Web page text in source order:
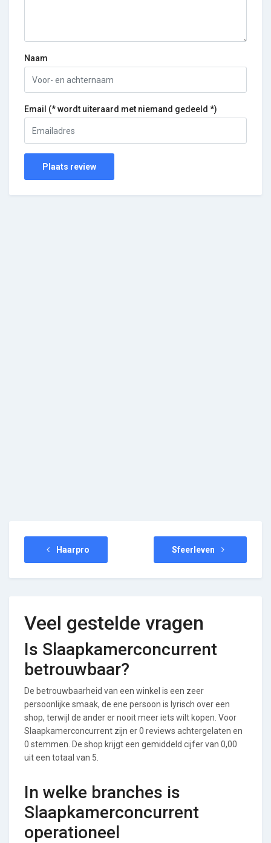
Naam
Email (* wordt uiteraard met niemand gedeeld *)
Plaats review
Haarpro Sfeerleven
Veel gestelde vragen
Is Slaapkamerconcurrent
betrouwbaar?
De betrouwbaarheid van een winkel is een zeer
persoonlijke smaak, de ene persoon is lyrisch over een
shop, terwijl de ander er nooit meer iets wilt kopen. Voor
Slaapkamerconcurrent zijn er 0 reviews achtergelaten en
0 stemmen. De shop krijgt een gemiddeld cijfer van 0,00
uit een totaal van 5.
In welke branches is
Slaapkamerconcurrent
operationeel